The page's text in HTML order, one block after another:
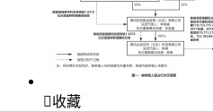
收藏